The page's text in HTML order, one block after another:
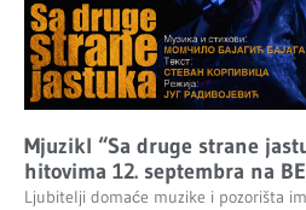
Mjuzikl “Sa druge strane
hitovima 12. septembra na
Ljubitelji domaće muzike i pozorišta